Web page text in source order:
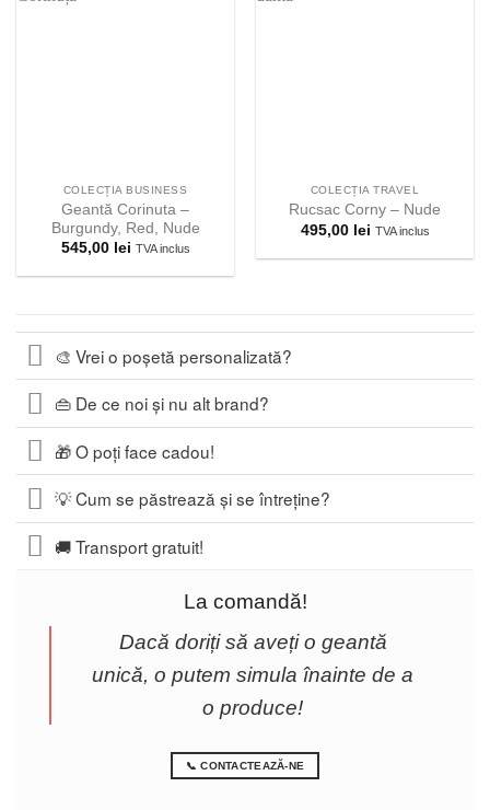
COLECȚIA BUSINESS
Geantă Corinuta –
Burgundy, Red, Nude
545,00 lei TVA inclus
COLECȚIA TRAVEL
Rucsac Corny – Nude
495,00 lei TVA inclus
🎨 Vrei o poșetă personalizată?
👜 De ce noi și nu alt brand?
🎁 O poți face cadou!
💡 Cum se păstrează și se întreține?
🚚 Transport gratuit!
La comandă!
Dacă doriți să aveți o geantă
unică, o putem simula înainte de a
o produce!
📞 CONTACTEAZĂ-NE